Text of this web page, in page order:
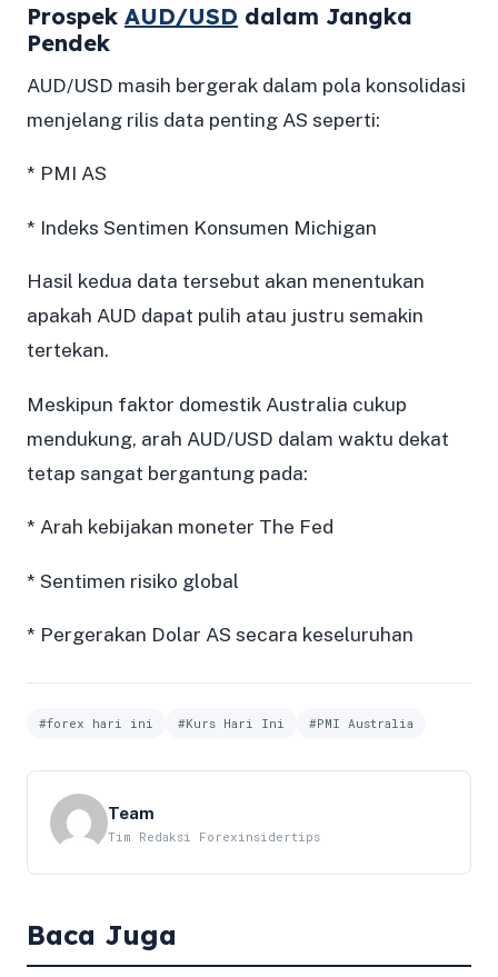
Prospek AUD/USD dalam Jangka
Pendek
AUD/USD masih bergerak dalam pola konsolidasi
menjelang rilis data penting AS seperti:
* PMI AS
* Indeks Sentimen Konsumen Michigan
Hasil kedua data tersebut akan menentukan
apakah AUD dapat pulih atau justru semakin
tertekan.
Meskipun faktor domestik Australia cukup
mendukung, arah AUD/USD dalam waktu dekat
tetap sangat bergantung pada:
* Arah kebijakan moneter The Fed
* Sentimen risiko global
* Pergerakan Dolar AS secara keseluruhan
#forex hari ini #Kurs Hari Ini #PMI Australia
Team
Tim Redaksi Forexinsidertips
Baca Juga